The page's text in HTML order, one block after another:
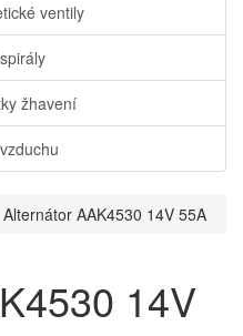
ventily
žhavení
Alternátor AAK4530 14V 55A
14V